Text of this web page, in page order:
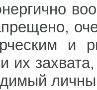
и
их